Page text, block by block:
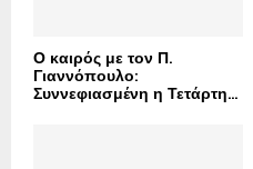
Ο καιρός με τον Π.
Γιαννόπουλο:
Συννεφιασμένη η Τετάρτη...